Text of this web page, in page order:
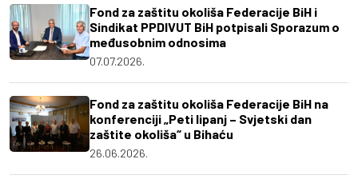
Fond za zaštitu okoliša Federacije BiH i
Sindikat PPDIVUT BiH potpisali Sporazum o
međusobnim odnosima
07.07.2026.
Fond za zaštitu okoliša Federacije BiH na
konferenciji „Peti lipanj – Svjetski dan
zaštite okoliša“ u Bihaću
26.06.2026.